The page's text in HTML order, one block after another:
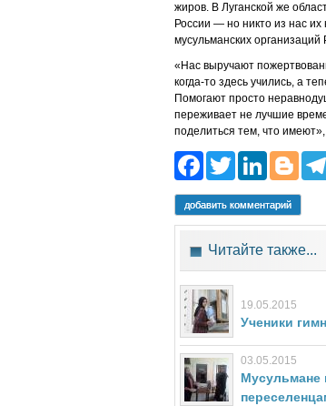
жиров. В Луганской же
России — но никто из нас
мусульманских
«Нас выручают
когда-то здесь учились, а
Помогают просто
переживает не лучшие
поделиться тем, что
Twitter
добавить комментарий
Читайте также...
19.05.2015
Ученики
03.05.2015
Мусульмане